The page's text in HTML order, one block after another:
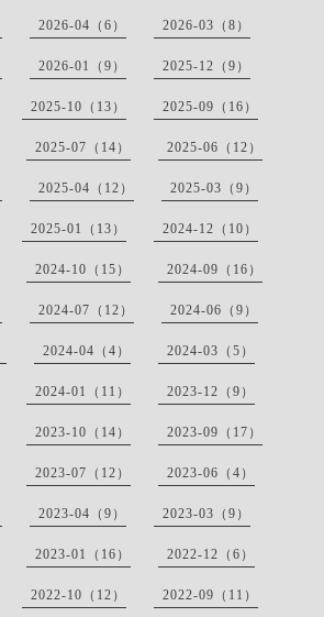
2026-04（6） 2026-03（8）
2026-01（9） 2025-12（9）
2025-10（13） 2025-09（16）
2025-07（14） 2025-06（12）
2025-04（12） 2025-03（9）
2025-01（13） 2024-12（10）
2024-10（15） 2024-09（16）
2024-07（12） 2024-06（9）
2024-04（4） 2024-03（5）
2024-01（11） 2023-12（9）
2023-10（14） 2023-09（17）
2023-07（12） 2023-06（4）
2023-04（9） 2023-03（9）
2023-01（16） 2022-12（6）
2022-10（12） 2022-09（11）